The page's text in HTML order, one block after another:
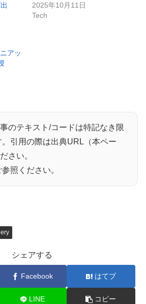
2025年10月11日
Tech
アッ
事のテキスト/コードは特記なき限
。引用の際は出典URL（本ペー
さい。
参照ください。
シェアする
Facebook はてブ
LINE コピー